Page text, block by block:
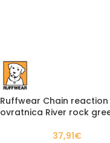
Ruffwear Chain reaction
ovratnica River rock
37,91€